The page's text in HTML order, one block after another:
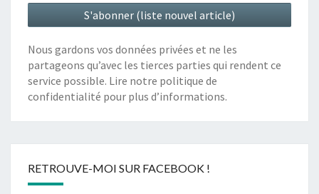
Nous gardons vos données privées et ne les
partageons qu’avec les tierces parties qui rendent ce
service possible. Lire notre politique de
confidentialité pour plus d’informations.
RETROUVE-MOI SUR FACEBOOK !